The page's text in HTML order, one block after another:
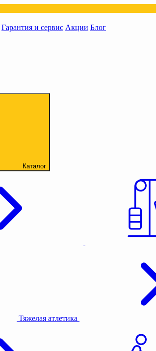
Гарантия и сервис Акции Блог
Каталог
Тяжелая атлетика